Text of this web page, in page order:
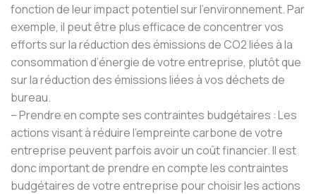
fonction de leur impact potentiel sur l’environnement. Par
exemple, il peut être plus efficace de concentrer vos
efforts sur la réduction des émissions de CO2 liées à la
consommation d’énergie de votre entreprise, plutôt que
sur la réduction des émissions liées à vos déchets de
bureau.
– Prendre en compte ses contraintes budgétaires : Les
actions visant à réduire l’empreinte carbone de votre
entreprise peuvent parfois avoir un coût financier. Il est
donc important de prendre en compte les contraintes
budgétaires de votre entreprise pour choisir les actions